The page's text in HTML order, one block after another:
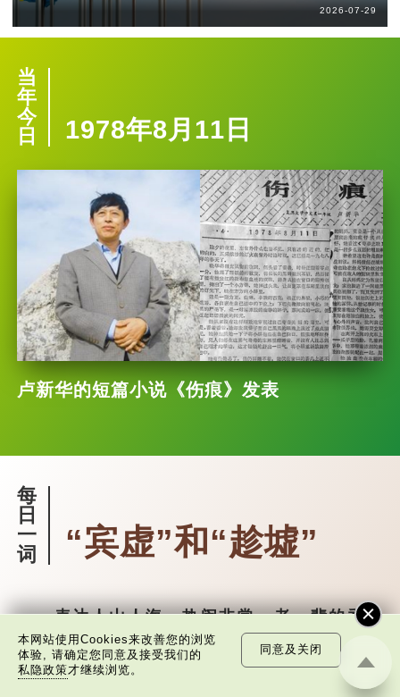
2026-07-29
当
年
今
日
1978年8月11日
卢新华的短篇小说《伤痕》发表
每
日
一
词
“宾虚”和“趁墟”
表达人山人海，热闹非常，老一辈的香港
人，会以「宾虚咁哀情」来表达。你听过吗？是
怎么产生的呢？
本网站使用Cookies来改善您的浏览
体验, 请确定您同意及接受我们的
私隐政策才继续浏览。
同意及关闭